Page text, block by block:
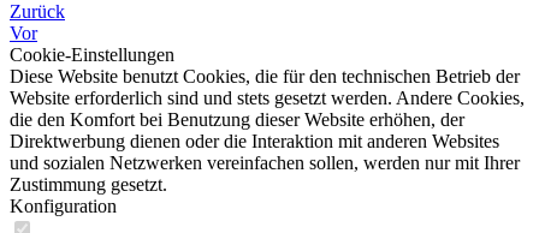
Zurück
Vor
Cookie-Einstellungen
Diese Website benutzt Cookies, die für den technischen Betrieb der
Website erforderlich sind und stets gesetzt werden. Andere Cookies,
die den Komfort bei Benutzung dieser Website erhöhen, der
Direktwerbung dienen oder die Interaktion mit anderen Websites
und sozialen Netzwerken vereinfachen sollen, werden nur mit Ihrer
Zustimmung gesetzt.
Konfiguration